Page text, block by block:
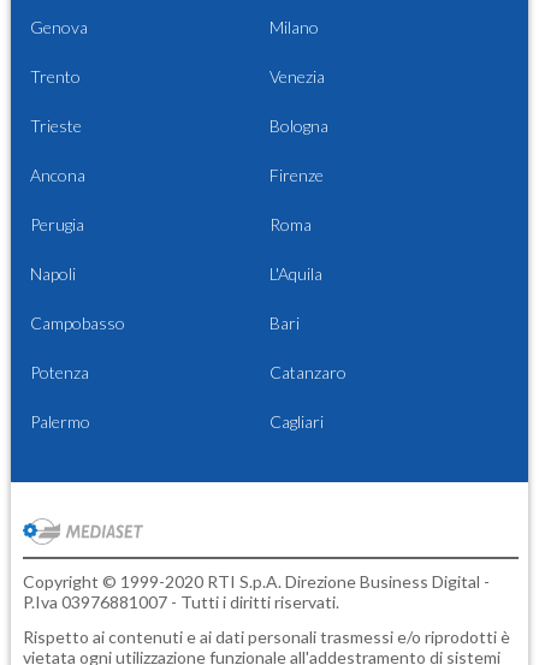
Genova Milano
Trento Venezia
Trieste Bologna
Ancona Firenze
Perugia Roma
Napoli L'Aquila
Campobasso Bari
Potenza Catanzaro
Palermo Cagliari
Copyright © 1999-2020 RTI S.p.A. Direzione Business Digital -
P.Iva 03976881007 - Tutti i diritti riservati.
Rispetto ai contenuti e ai dati personali trasmessi e/o riprodotti è
vietata ogni utilizzazione funzionale all'addestramento di sistemi